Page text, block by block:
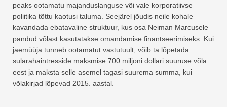
peaks ootamatu majanduslanguse või vale korporatiivse
poliitika tõttu kaotusi taluma. Seejärel jõudis neile kohale
kavandada ebatavaline struktuur, kus osa Neiman Marcusele
pandud võlast kasutatakse omandamise finantseerimiseks. Kui
jaemüüja tunneb ootamatut vastutuult, võib ta lõpetada
sularahaintresside maksmise 700 miljoni dollari suuruse võla
eest ja maksta selle asemel tagasi suurema summa, kui
võlakirjad lõpevad 2015. aastal.